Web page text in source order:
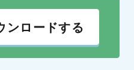
ンロードする